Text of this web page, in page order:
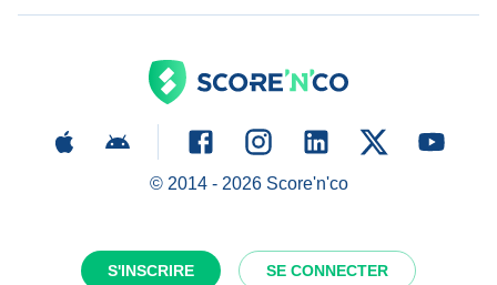
S'INSCRIRE SE CONNECTER
© 2014 - 2026Score'n'co